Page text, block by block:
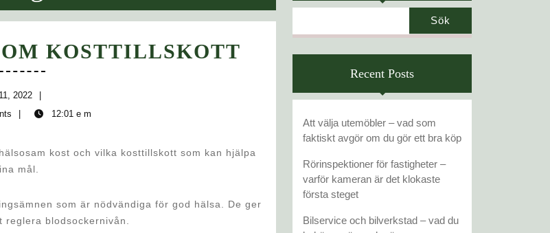
KOSTTILLSKOTT
BÄSTA
TIPSEN
OM
KOSTTILLSKOTT
2022
september
11,
2022
12:01 e m
kost och vilka kosttillskott som kan hjälpa
mål.
som är nödvändiga för god hälsa. De ger
blodsockernivån.
Sök
Recent Posts
Att välja utemöbler – vad som
faktiskt avgör om du gör ett bra köp
Rörinspektioner för fastigheter –
varför kameran är det klokaste
första steget
Bilservice och bilverkstad – vad du